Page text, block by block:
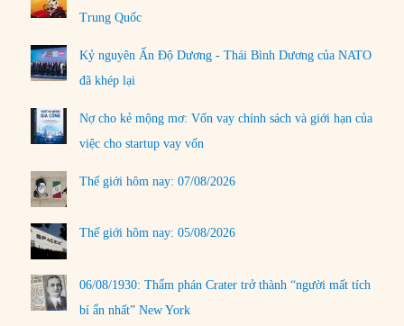
Trung Quốc
Kỷ nguyên Ấn Độ Dương - Thái Bình Dương của NATO
đã khép lại
Nợ cho kẻ mộng mơ: Vốn vay chính sách và giới hạn của
việc cho startup vay vốn
Thế giới hôm nay: 07/08/2026
Thế giới hôm nay: 05/08/2026
06/08/1930: Thẩm phán Crater trở thành “người mất tích
bí ẩn nhất” New York